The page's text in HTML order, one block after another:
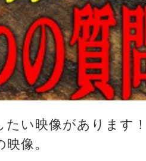
い映像があります
像。